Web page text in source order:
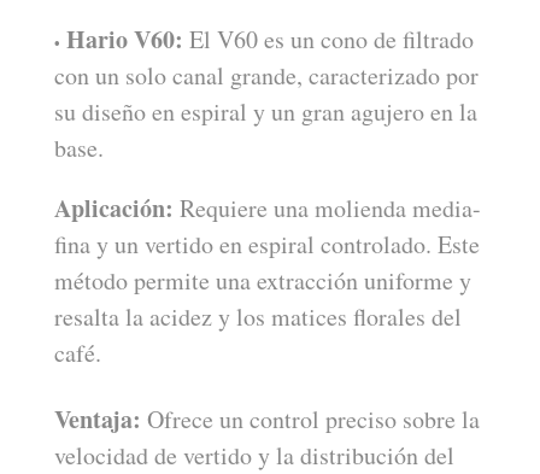
Hario V60: El V60 es un cono de filtrado
con un solo canal grande, caracterizado por
su diseño en espiral y un gran agujero en la
base.
Aplicación: Requiere una molienda media-
fina y un vertido en espiral controlado. Este
método permite una extracción uniforme y
resalta la acidez y los matices florales del
café.
Ventaja: Ofrece un control preciso sobre la
velocidad de vertido y la distribución del